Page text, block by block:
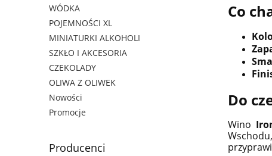
WÓDKA
POJEMNOŚCI XL
MINIATURKI ALKOHOLI
SZKŁO I AKCESORIA
CZEKOLADY
OLIWA Z OLIWEK
Nowości
Promocje
Producenci
Co
Do
Wino